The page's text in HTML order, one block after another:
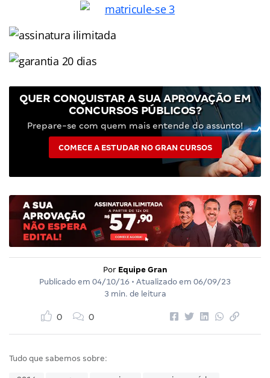
QUER CONQUISTAR A SUA APROVAÇÃO EM
CONCURSOS PÚBLICOS?
Prepare-se com quem mais entende do assunto!
COMECE A ESTUDAR NO GRAN CURSOS
Por Equipe Gran
Publicado em 04/10/16 • Atualizado em 06/09/23
3 min. de leitura
0 0
Tudo que sabemos sobre: